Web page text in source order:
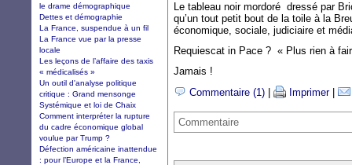
Le tableau noir mordoré dressé par
qu’un tout petit bout de la toile à la
économique, sociale, judiciaire et
Requiescat in Pace ? « Plus rien à
Jamais !
Commentaire (1)
Imprimer|
Commentaire
le drame démographique
Dettes et démographie
La France, suspendue à un fil
La France vue par la presse
locale
Les leçons de l’affaire des taxis
« médicalisés »
Un outil d'analyse politique
critique : Grand mensonge
Systémique et loi de Chaix
Comment interpréter la rupture
du cadre économique global
voulue par Trump ?
Défection américaine inattendue
: pour l’Europe et la France,